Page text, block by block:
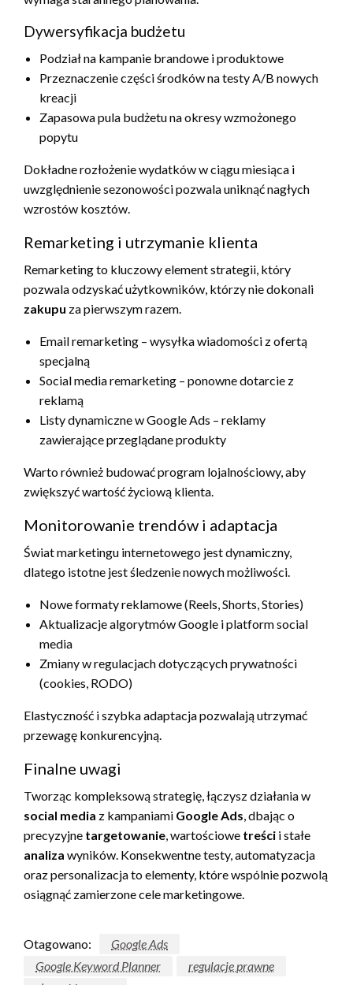
Dywersyfikacja budżetu
Podział na kampanie brandowe i produktowe
Przeznaczenie części środków na testy A/B nowych
kreacji
Zapasowa pula budżetu na okresy wzmożonego
popytu
Dokładne rozłożenie wydatków w ciągu miesiąca i
uwzględnienie sezonowości pozwala uniknąć nagłych
wzrostów kosztów.
Remarketing i utrzymanie klienta
Remarketing to kluczowy element strategii, który
pozwala odzyskać użytkowników, którzy nie dokonali
zakupu za pierwszym razem.
Email remarketing – wysyłka wiadomości z ofertą
specjalną
Social media remarketing – ponowne dotarcie z
reklamą
Listy dynamiczne w Google Ads – reklamy
zawierające przeglądane produkty
Warto również budować program lojalnościowy, aby
zwiększyć wartość życiową klienta.
Monitorowanie trendów i adaptacja
Świat marketingu internetowego jest dynamiczny,
dlatego istotne jest śledzenie nowych możliwości.
Nowe formaty reklamowe (Reels, Shorts, Stories)
Aktualizacje algorytmów Google i platform social
media
Zmiany w regulacjach dotyczących prywatności
(cookies, RODO)
Elastyczność i szybka adaptacja pozwalają utrzymać
przewagę konkurencyjną.
Finalne uwagi
Tworząc kompleksową strategię, łączysz działania w
social media z kampaniami Google Ads, dbając o
precyzyjne targetowanie, wartościowe treści i stałe
analiza wyników. Konsekwentne testy, automatyzacja
oraz personalizacja to elementy, które wspólnie pozwolą
osiągnąć zamierzone cele marketingowe.
Otagowano:
Google Ads
Google Keyword Planner
regulacje prawne